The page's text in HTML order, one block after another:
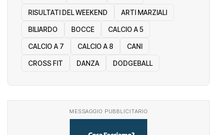
RISULTATI DEL WEEKEND ARTI MARZIALI
BILIARDO BOCCE CALCIO A 5
CALCIO A 7 CALCIO A 8 CANI
CROSS FIT DANZA DODGEBALL
MESSAGGIO PUBBLICITARIO